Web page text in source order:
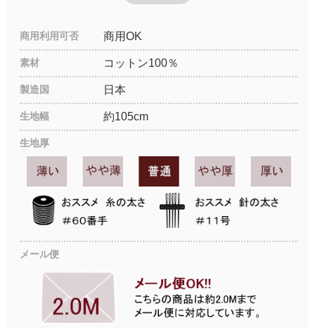
商用利用可否 商用OK
素材 コットン100％
製造国 日本
生地幅 約105cm
生地厚
メール便